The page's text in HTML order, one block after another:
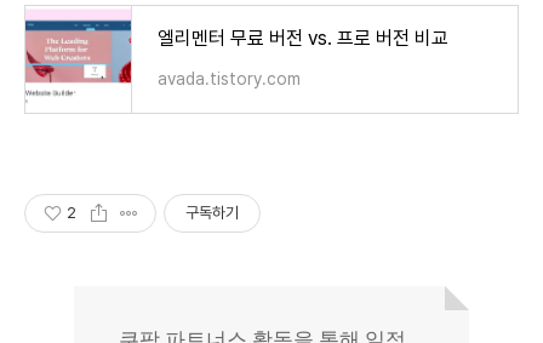
엘리멘터 무료 버전 vs. 프로 버전 비교
avada.tistory.com
2 구독하기